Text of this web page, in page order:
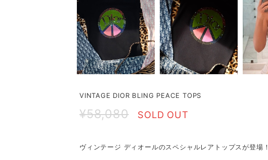
VINTAGE DIOR BLING PEACE TOPS
¥58,080 SOLD OUT
ヴィンテージ ディオールのスペシャルレアトップスが登場！